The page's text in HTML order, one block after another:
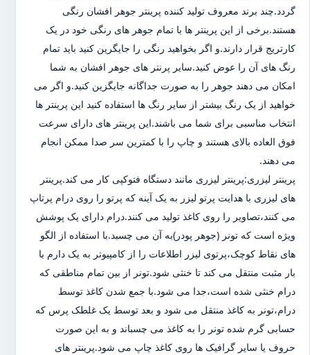
گردد.چند برند معروف تولید کننده پرینتر جوهر افشان رنگی
هستند.برخی از این پرینتر ها با تمام جوهر های رنگی خود در یک
کارتریج قرار دارند.و اگر بخواهید رنگی را جایگرین کنید باید تمام
رنگ های آن را عوض کنید.سایر پرنتر های جوهر افشان به شما
امکان می دهند جوهر را به صورت جداگانه جایگزین کنید.و اگر می
خواهید از یک رنگ بیشتر از سایر رنگ ها استفاده کنید این پرینتر ها
انتخاب مناسبی برای شما می باشند.این پرینتر های دارای سرعت
فوق العاده بالای هستند و چاپ را با کمترین سر صدا ممکن انجام
می دهند.
پرینتر لیزری:پرینتر لیزری مانند دستگاه فتوکپی کار می کند.پرینتر
های لیزری با هدایت پرتو لیزر به یک آینه که پرتو را روی درام پرتاپ
می کنند،تصاویر را روی کاغذ تولید می کنند.درام دارای یک پوشش
ویژه است که تونر (جوهر پودر)به آن می چسبد.با استفاده از الگو
های نقاط کوچک،پرتوی لیزر اطلاعات را از کامپیوتر به یک دارم با
بار مثبت منتقل می کند تا خنثی شود.تونر از بین تمام مناطقی که
درام خنثی شده است،جدا می شود.با جمع شدن کاغذ توسط
درام،تونر به کاغذ منتقل می شود و بعد توسط یک غلطک پرس که
حسابی گرم شده تونر را به کاغذ می چسباند و به این صورت
حروف یا سایر گرافیک ها روی کاغذ چاپ می شود.پرینتر های